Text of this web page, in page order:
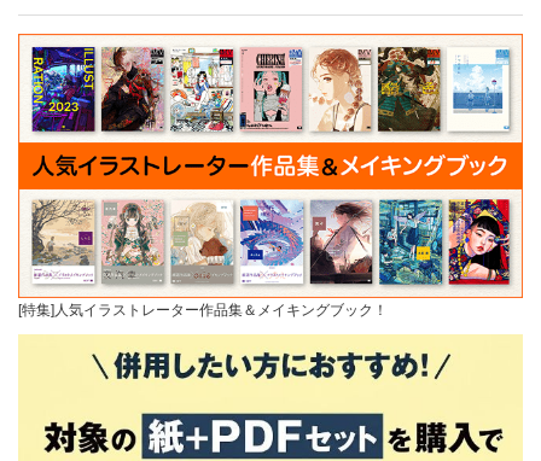
[特集]人気イラストレーター作品集＆メイキングブック！